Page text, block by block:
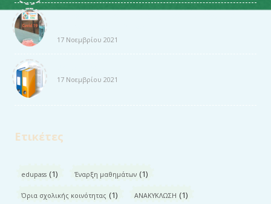
17 Νοεμβρίου 2021
17 Νοεμβρίου 2021
Ετικέτες
edupass (1) Έναρξη μαθημάτων (1)
Όρια σχολικής κοινότητας (1) ΑΝΑΚΥΚΛΩΣΗ (1)